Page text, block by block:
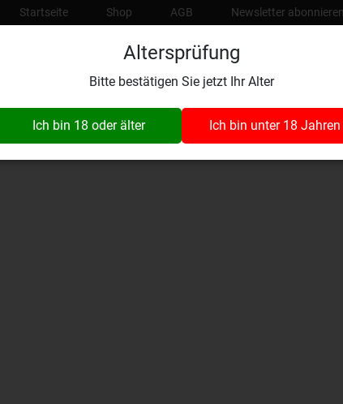
Altersprüfung
Bitte bestätigen Sie jetzt Ihr Alter
Ich bin 18 oder älter Ich bin unter 18 Jahren
Startseite Shop AGB Newsletter abonnieren
Wynaustrasse 1